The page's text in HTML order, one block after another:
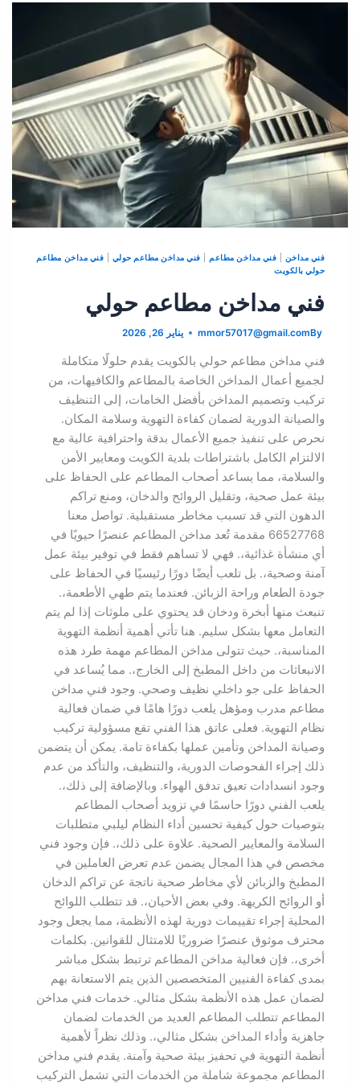
فني مداخن|فني مداخن مطاعم|فني مداخن مطاعم حولي|فني مداخن مطاعم
حولي بالكويت
فني مداخن مطاعم حولي
mmor57017@gmail.com يناير 26, 2026
فني مداخن مطاعم حولي بالكويت يقدم حلولًا متكاملة
لجميع أعمال المداخن الخاصة بالمطاعم والكافيهات، من
تركيب وتصميم المداخن بأفضل الخامات، إلى التنظيف
والصيانة الدورية لضمان كفاءة التهوية وسلامة المكان.
نحرص على تنفيذ جميع الأعمال بدقة واحترافية عالية مع
الالتزام الكامل باشتراطات بلدية الكويت ومعايير الأمن
والسلامة، مما يساعد أصحاب المطاعم على الحفاظ على
بيئة عمل صحية، وتقليل الروائح والدخان، ومنع تراكم
الدهون التي قد تسبب مخاطر مستقبلية. تواصل معنا
66527768 مقدمة تُعد مداخن المطاعم عنصرًا حيويًا في
أي منشأة غذائية،. فهي لا تساهم فقط في توفير بيئة عمل
آمنة وصحية،. بل تلعب أيضًا دورًا رئيسيًا في الحفاظ على
جودة الطعام وراحة الزبائن. فعندما يتم طهي الأطعمة،.
تنبعث منها أبخرة ودخان قد يحتوي على ملوثات إذا لم يتم
التعامل معها بشكل سليم. هنا تأتي أهمية أنظمة التهوية
المناسبة،. حيث تتولى مداخن المطاعم مهمة طرد هذه
الانبعاثات من داخل المطبخ إلى الخارج،. مما يُساعد في
الحفاظ على جو داخلي نظيف وصحي. وجود فني مداخن
مطاعم مدرب ومؤهل يلعب دورًا هامًا في ضمان فعالية
نظام التهوية. فعلى عاتق هذا الفني تقع مسؤولية تركيب
وصيانة المداخن وتأمين عملها بكفاءة تامة. يمكن أن يتضمن
ذلك إجراء الفحوصات الدورية، والتنظيف، والتأكد من عدم
وجود انسدادات تعيق تدفق الهواء. وبالإضافة إلى ذلك،.
يلعب الفني دورًا حاسمًا في تزويد أصحاب المطاعم
بتوصيات حول كيفية تحسين أداء النظام ليلبي متطلبات
السلامة والمعايير الصحية. علاوة على ذلك،. فإن وجود فني
مخصص في هذا المجال يضمن عدم تعرض العاملين في
المطبخ والزبائن لأي مخاطر صحية ناتجة عن تراكم الدخان
أو الروائح الكريهة. وفي بعض الأحيان،. قد تتطلب اللوائح
المحلية إجراء تقييمات دورية لهذه الأنظمة، مما يجعل وجود
محترف موثوق عنصرًا ضروريًا للامتثال للقوانين. بكلمات
أخرى،. فإن فعالية مداخن المطاعم ترتبط بشكل مباشر
بمدى كفاءة الفنيين المتخصصين الذين يتم الاستعانة بهم
لضمان عمل هذه الأنظمة بشكل مثالي. خدمات فني مداخن
المطاعم تتطلب المطاعم العديد من الخدمات لضمان
جاهزية وأداء المداخن بشكل مثالي،. وذلك نظراً لأهمية
أنظمة التهوية في تحفيز بيئة صحية وآمنة. يقدم فني مداخن
المطاعم مجموعة شاملة من الخدمات التي تشمل التركيب